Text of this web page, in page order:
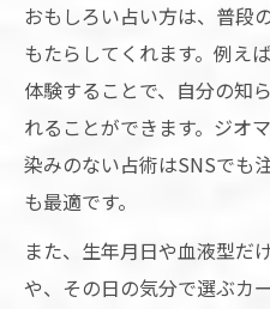
誕生日占いが話
友達とシェアで
占いで誕生日の
ランキングで知る人
占い種類ランキン
占いランキング
おもしろい占い方は、普段
もたらしてくれます。例え
体験することで、自分の知
れることができます。ジオ
染みのない占術はSNSでも
も最適です。
また、生年月日や血液型だ
や、その日の気分で選ぶカ